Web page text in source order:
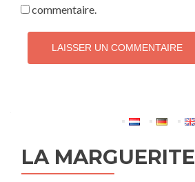
commentaire.
LA MARGUERITE